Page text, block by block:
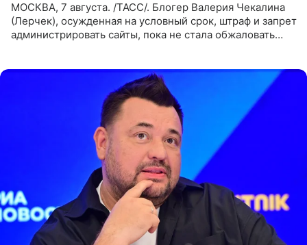
МОСКВА, 7 августа. /ТАСС/. Блогер Валерия Чекалина
(Лерчек), осужденная на условный срок, штраф и запрет
администрировать сайты, пока не стала обжаловать